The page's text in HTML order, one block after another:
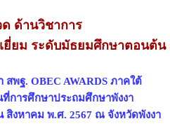
ด้านวิชาการ
ยี่ยม ระดับมัธยมศึกษาตอนต้น
สพฐ. OBEC AWARDS ภาคใต้
การศึกษาประถมศึกษาพังงา
สิงหาคม พ.ศ. 2567 ณ จังหวัดพังงา